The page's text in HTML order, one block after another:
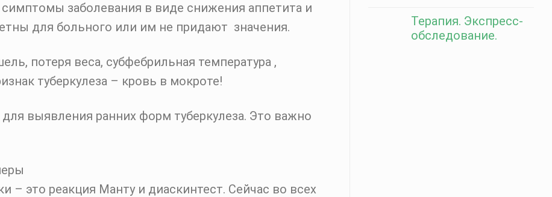
заболевания в виде снижения аппетита и
для больного или им не придают значения.
потеря веса, субфебрильная температура ,
туберкулеза – кровь в мокроте!
выявления ранних форм туберкулеза. Это важно
– это реакция Манту и диаскинтест. Сейчас во всех
Терапия. Экспресс-
обследование.